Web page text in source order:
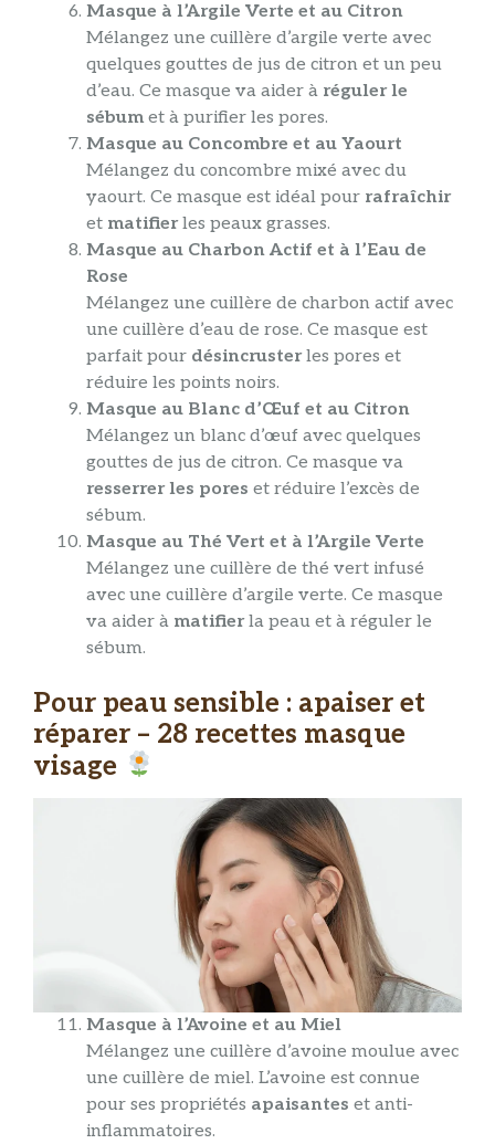
Masque à l’Argile Verte et au Citron
Mélangez une cuillère d’argile verte avec
quelques gouttes de jus de citron et un peu
d’eau. Ce masque va aider à réguler le
sébumet à purifier les pores.
Masque au Concombre et au Yaourt
Mélangez du concombre mixé avec du
yaourt. Ce masque est idéal pour rafraîchir
et matifierles peaux grasses.
Masque au Charbon Actif et à l’Eau de
Rose
Mélangez une cuillère de charbon actif avec
une cuillère d’eau de rose. Ce masque est
parfait pour désincrusterles pores et
réduire les points noirs.
Masque au Blanc d’Œuf et au Citron
Mélangez un blanc d’œuf avec quelques
gouttes de jus de citron. Ce masque va
resserrer les pores et réduire l’excès de
sébum.
Masque au Thé Vert et à l’Argile Verte
Mélangez une cuillère de thé vert infusé
avec une cuillère d’argile verte. Ce masque
va aider à matifierla peau et à réguler le
sébum.
Pour peau sensible : apaiser et
réparer – 28 recettes masque
visage
Masque à l’Avoine et au Miel
Mélangez une cuillère d’avoine moulue avec
une cuillère de miel. L’avoine est connue
pour ses propriétés apaisantes et anti-
inflammatoires.